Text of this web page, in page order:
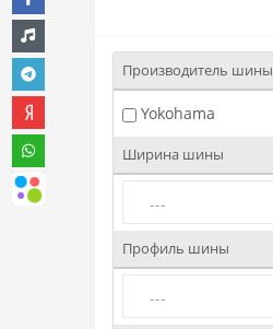
Производитель шины
Yokohama
Ширина шины
Профиль шины